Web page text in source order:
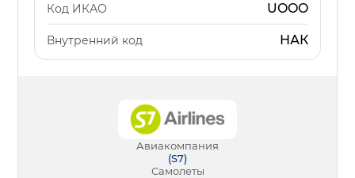
Код ИКАО UOOO
Внутренний код НАК
Авиакомпания
(S7)
Самолеты